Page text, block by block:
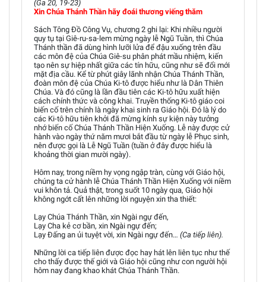
(Ga 20, 19-23)
Xin Chúa Thánh Thần hãy đoái thương viếng thăm
Sách Tông Đồ Công Vụ, chương 2 ghi lại: Khi nhiều người
quy tụ tại Giê-ru-sa-lem mừng ngày lễ Ngũ Tuần, thì Chúa
Thánh thần đã dùng hình lưỡi lửa để đậu xuống trên đầu
các môn đệ của Chúa Giê-su phân phát mầu nhiệm, kiến
tạo nên sự hiệp nhất giữa các tín hữu, cũng như sẽ đổi mới
mặt địa cầu. Kể từ phút giây lãnh nhận Chúa Thánh Thần,
đoàn môn đệ của Chúa Ki-tô được hiểu như là Dân Thiên
Chúa. Và đó cũng là lần đầu tiên các Ki-tô hữu xuất hiện
cách chính thức và công khai. Truyền thống Ki-tô giáo coi
biến cố trên chính là ngày khai sinh ra Giáo hội. Đó là lý do
các Ki-tô hữu tiên khởi đã mừng kính sự kiện này tưởng
nhớ biến cố Chúa Thánh Thần Hiện Xuống. Lễ này được cử
hành vào ngày thứ năm mươi bắt đầu từ ngày lễ Phục sinh,
nên được gọi là Lễ Ngũ Tuần (tuần ở đây được hiểu là
khoảng thời gian mười ngày).
Hôm nay, trong niềm hy vọng ngập tràn, cùng với Giáo hội,
chúng ta cử hành lễ Chúa Thánh Thần Hiện Xuống với niềm
vui khôn tả. Quả thật, trong suốt 10 ngày qua, Giáo hội
không ngớt cất lên những lời nguyện xin tha thiết:
Lạy Chúa Thánh Thần, xin Ngài ngự đến,
Lạy Cha kẻ cơ bần, xin Ngài ngự đến;
Lạy Ðấng an ủi tuyệt vời, xin Ngài ngự đến… (Ca tiếp liên).
Những lời ca tiếp liên được đọc hay hát lên liên tục như thế
cho thấy được thế giới và Giáo hội cũng như con người hội
hôm nay đang khao khát Chúa Thánh Thần.